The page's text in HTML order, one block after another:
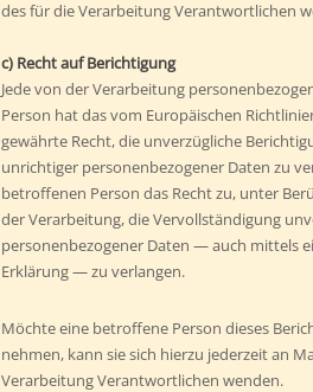
des für die Verarbeitung Verantwortlichen
c) Recht auf Berichtigung
Jede von der Verarbeitung
Person hat das vom Europäischen
gewährte Recht, die unverzügliche
unrichtiger personenbezogener Daten zu
betroffenen Person das Recht zu, unter
der Verarbeitung, die Vervollständigung
personenbezogener Daten — auch mittels
Erklärung — zu verlangen.
Möchte eine betroffene Person dieses
nehmen, kann sie sich hierzu jederzeit an
Verarbeitung Verantwortlichen wenden.